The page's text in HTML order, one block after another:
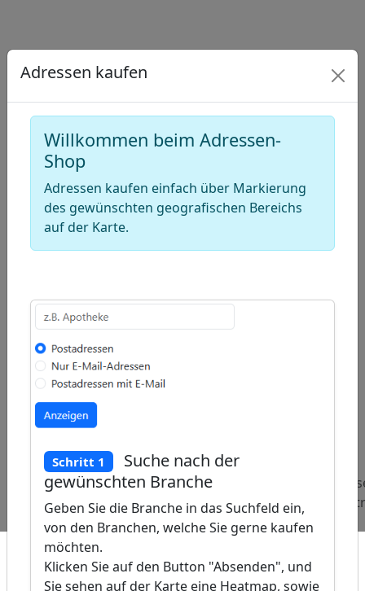
Beliebte
Abfragen:
Adressen
Wasserversorgungsunternehmen
Adressen kaufen
Willkommen beim Adressen-
Shop
Adressen kaufen einfach über Markierung
des gewünschten geografischen Bereichs
auf der Karte.
Schritt 1
Suche nach der
gewünschten Branche
Geben Sie die Branche in das Suchfeld ein,
von den Branchen, welche Sie gerne kaufen
möchten.
Klicken Sie auf den Button "Absenden", und
Sie sehen auf der Karte eine Heatmap, sowie